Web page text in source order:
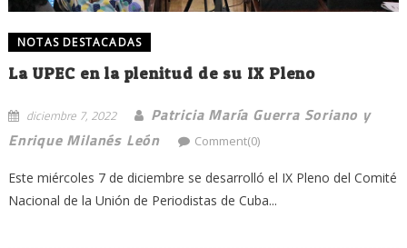
NOTAS DESTACADAS
La UPEC en la plenitud de su IX Pleno
diciembre 7, 2022
Patricia María Guerra Soriano y
Enrique Milanés León
Comment(0)
Este miércoles 7 de diciembre se desarrolló el IX Pleno del Comité
Nacional de la Unión de Periodistas de Cuba...